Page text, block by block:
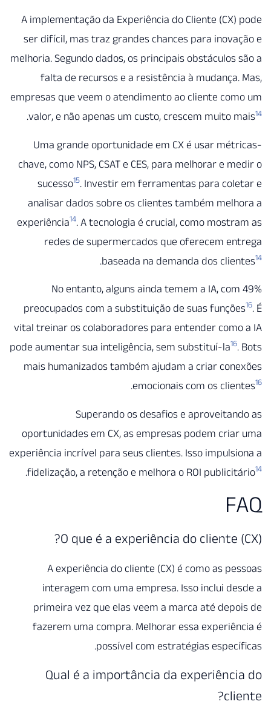
A implementação da Experiência do Cliente
ser difícil, mas traz grandes chances para
melhoria. Segundo dados, os principais obstáculos
falta de recursos e a resistência à
empresas que veem o atendimento ao cliente
valor, e não apenas um custo, crescem muito
.
Uma grande oportunidade em CX é usar
chave, como NPS, CSAT e CES, para melhorar e
sucesso15. Investir em ferramentas para
analisar dados sobre os clientes também
experiência14. A tecnologia é crucial, como
redes de supermercados que oferecem
baseada na demanda dos
.
No entanto, alguns ainda temem a IA,
preocupados com a substituição de suas
vital treinar os colaboradores para entender
pode aumentar sua inteligência, sem substituí-la
mais humanizados também ajudam a criar
emocionais com os
.
Superando os desafios e
oportunidades em CX, as empresas podem
experiência incrível para seus clientes. Isso
fidelização, a retenção e melhora o ROI
.
O que é a experiência do cliente
A experiência do cliente (CX) é como as
interagem com uma empresa. Isso inclui
primeira vez que elas veem a marca até
fazerem uma compra. Melhorar essa
possível com estratégias
Qual é a importância da